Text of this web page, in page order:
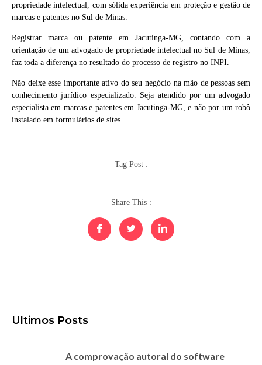
propriedade intelectual, com sólida experiência em proteção e gestão de
marcas e patentes no Sul de Minas.
Registrar marca ou patente em Jacutinga-MG, contando com a
orientação de um advogado de propriedade intelectual no Sul de Minas,
faz toda a diferença no resultado do processo de registro no INPI.
Não deixe esse importante ativo do seu negócio na mão de pessoas sem
conhecimento jurídico especializado. Seja atendido por um advogado
especialista em marcas e patentes em Jacutinga-MG, e não por um robô
instalado em formulários de sites.
Tag Post :
Share This :
Ultimos Posts
A comprovação autoral do software